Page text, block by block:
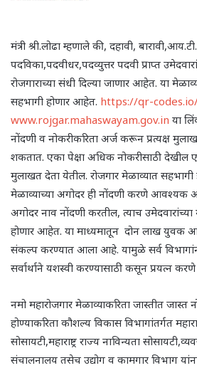
मंत्री श्री.लोढा म्हणाले की, दहावी,
पदविका,पदवीधर,पदव्युत्तर पदवी प्राप्त
रोजगाराच्या संधी दिल्या जाणार आहेत. या
सहभागी होणार आहेत. https://qr-
www.rojgar.mahaswayam.gov.in या
नोंदणी व नोकरीकरिता अर्ज करून प्रत्यक्ष
शकतात. एका पेक्षा अधिक नोकरीसाठी देखील
मुलाखत देता येतील. रोजगार मेळाव्यात सहभागी
मेळाव्याच्या अगोदर ही नोंदणी करणे आवश्यक
अगोदर नाव नोंदणी करतील, त्याच
होणार आहेत. या माध्यमातून दोन लाख युवक
संकल्प करण्यात आला आहे. यामुळे सर्व
सर्वार्थाने यशस्वी करण्यासाठी कसून प्रयत्न
नमो महारोजगार मेळाव्याकरिता जास्तीत जास्त
होण्याकरिता कौशल्य विकास विभागांतर्गत
सोसायटी,महाराष्ट्र राज्य नाविन्यता
संचालनालय तसेच उद्योग व कामगार विभाग